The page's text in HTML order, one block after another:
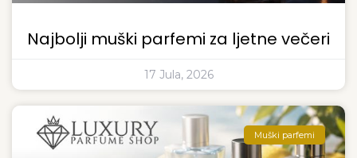
Najbolji muški parfemi za ljetne večeri
17 Jula, 2026
Muški parfemi